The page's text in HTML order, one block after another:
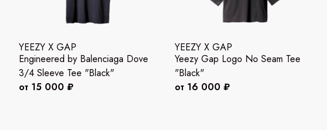
YEEZY X GAP
Engineered by Balenciaga Dove
3/4 Sleeve Tee "Black"
от 15 000 ₽
YEEZY X GAP
Yeezy Gap Logo No Seam Tee
"Black"
от 16 000 ₽